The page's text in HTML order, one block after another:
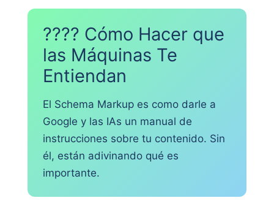
???? Cómo Hacer que
las Máquinas Te
Entiendan
El Schema Markup es como darle a
Google y las IAs un manual de
instrucciones sobre tu contenido. Sin
él, están adivinando qué es
importante.